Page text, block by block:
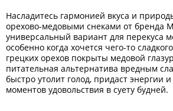
Насладитесь гармонией вкуса и
орехово-медовыми снеками от бренда
универсальный вариант для перекуса
особенно когда хочется чего-то
грецких орехов покрыты медовой
питательная альтернатива вредным
быстро утолит голод, придаст энергии
моментов удовольствия в суету будней.